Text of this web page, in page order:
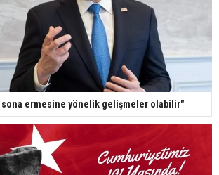
sona ermesine yönelik gelişmeler olabilir"